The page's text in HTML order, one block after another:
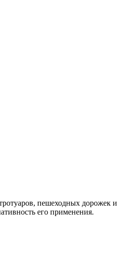
пешеходных дорожек и
его применения.